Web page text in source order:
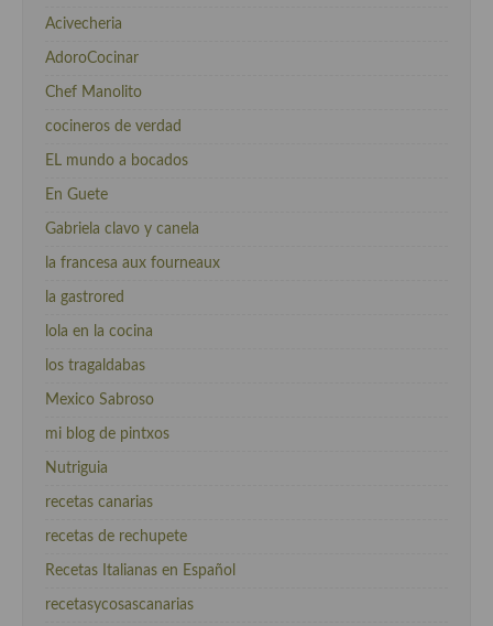
Acivecheria
AdoroCocinar
Chef Manolito
cocineros de verdad
EL mundo a bocados
En Guete
Gabriela clavo y canela
la francesa aux fourneaux
la gastrored
lola en la cocina
los tragaldabas
Mexico Sabroso
mi blog de pintxos
Nutriguia
recetas canarias
recetas de rechupete
Recetas Italianas en Español
recetasycosascanarias